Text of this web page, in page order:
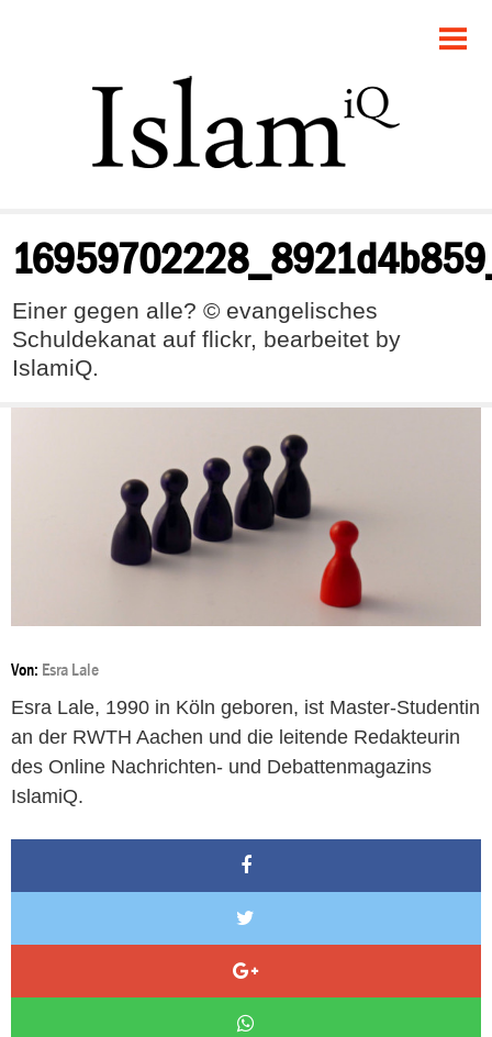
GESELLSCHAFT
STARTSEITE
RECHT
DEBATTE
Einer gegen alle? © evangelisches
Schuldekanat auf flickr, bearbeitet by
IslamiQ.
Von: Esra Lale
Esra Lale, 1990 in Köln geboren, ist Master-Studentin
an der RWTH Aachen und die leitende Redakteurin
des Online Nachrichten- und Debattenmagazins
IslamiQ.